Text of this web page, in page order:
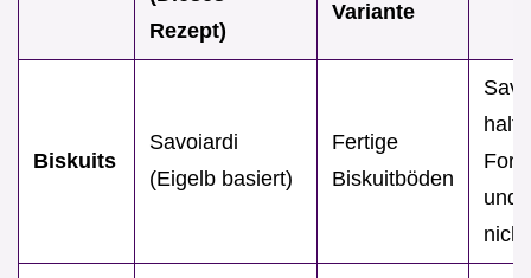
Rezept)
Variante
Biskuits
Savoiardi
(Eigelb basiert)
Fertige
Biskuitböden
und